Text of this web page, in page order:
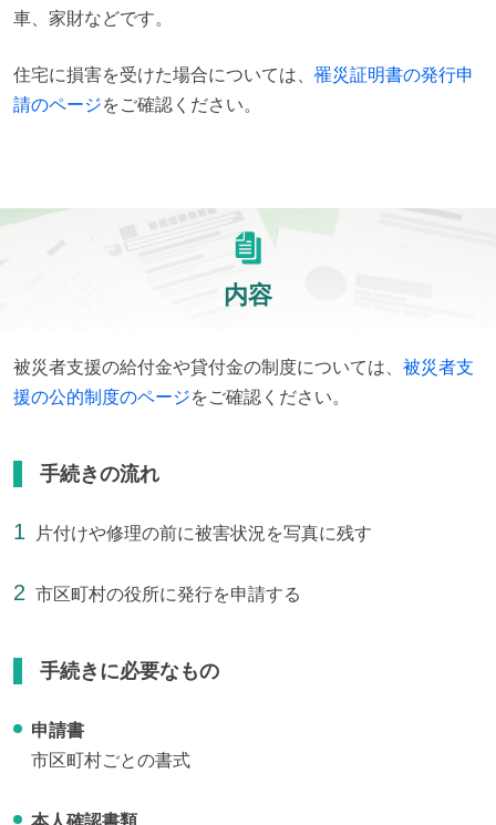
車、家財などです。
住宅に損害を受けた場合については、 罹災証明書の発行申
請のページをご確認ください。
内容
被災者支援の給付金や貸付金の制度については、 被災者支
援の公的制度のページをご確認ください。
手続きの流れ
片付けや修理の前に被害状況を写真に残す
市区町村の役所に発行を申請する
手続きに必要なもの
申請書
市区町村ごとの書式